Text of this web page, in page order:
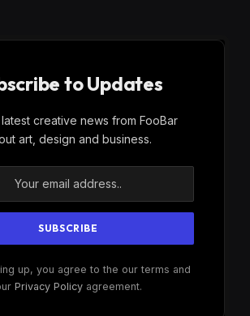
to Updates
creative news from FooBar
art, design and business.
up, you agree to the our terms and
Privacy Policyagreement.